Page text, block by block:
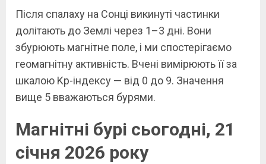
Після спалаху на Сонці викинуті частинки
долітають до Землі через 1–3 дні. Вони
збурюють магнітне поле, і ми спостерігаємо
геомагнітну активність. Вчені вимірюють її за
шкалою Kp-індексу — від 0 до 9. Значення
вище 5 вважаються бурями.
Магнітні бурі сьогодні, 21
січня 2026 року